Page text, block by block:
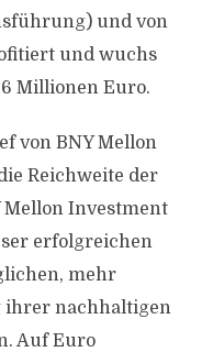
und von
und wuchs
Millionen Euro.
von BNY Mellon
Reichweite der
Investment
erfolgreichen
mehr
ihrer nachhaltigen
Auf Euro